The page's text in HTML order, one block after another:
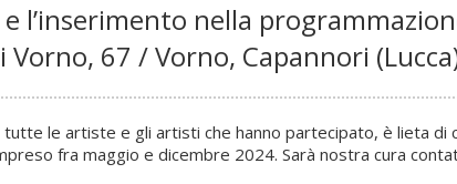
l’inserimento nella
67 / Vorno, Capannori
le artiste e gli artisti che hanno partecipato, è lieta di
fra maggio e dicembre 2024. Sarà nostra cura